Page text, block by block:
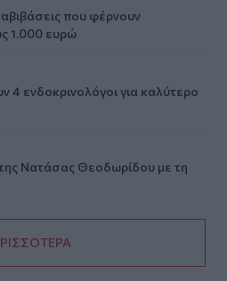
που φέρνουν
1.000 ευρώ
4 ενδοκρινολόγοι για καλύτερο
Νατάσας Θεοδωρίδου με τη